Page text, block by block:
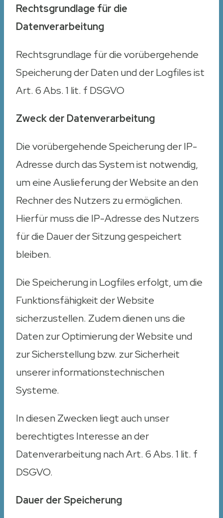
Rechtsgrundlage für die
Datenverarbeitung
Rechtsgrundlage für die vorübergehende
Speicherung der Daten und der Logfiles ist
Art. 6 Abs. 1 lit. f DSGVO
Zweck der Datenverarbeitung
Die vorübergehende Speicherung der IP-
Adresse durch das System ist notwendig,
um eine Auslieferung der Website an den
Rechner des Nutzers zu ermöglichen.
Hierfür muss die IP-Adresse des Nutzers
für die Dauer der Sitzung gespeichert
bleiben.
Die Speicherung in Logfiles erfolgt, um die
Funktionsfähigkeit der Website
sicherzustellen. Zudem dienen uns die
Daten zur Optimierung der Website und
zur Sicherstellung bzw. zur Sicherheit
unserer informationstechnischen
Systeme.
In diesen Zwecken liegt auch unser
berechtigtes Interesse an der
Datenverarbeitung nach Art. 6 Abs. 1 lit. f
DSGVO.
Dauer der Speicherung